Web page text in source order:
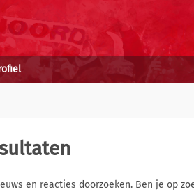
en reacties doorzoeken. Ben je op